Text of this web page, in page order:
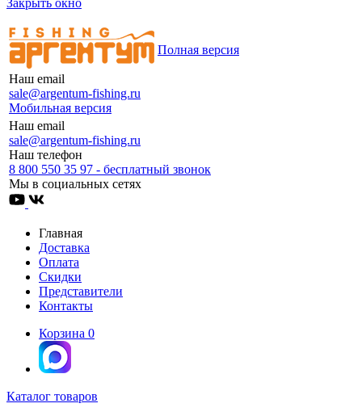
Закрыть окно
Наш email
sale@argentum-fishing.ru
Мобильная версия
Полная версия
Наш email
sale@argentum-fishing.ru
Наш телефон
8 800 550 35 97 - бесплатный звонок
Мы в социальных сетях
Главная
Доставка
Оплата
Скидки
Представители
Контакты
Корзина 0
Каталог товаров